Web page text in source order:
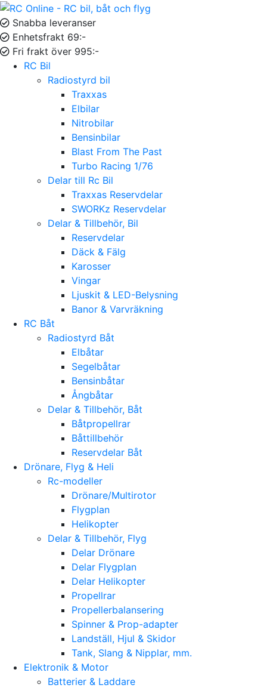
Snabba leveranser
Enhetsfrakt 69:-
Fri frakt över 995:-
RC Bil
Radiostyrd bil
Traxxas
Elbilar
Nitrobilar
Bensinbilar
Blast From The Past
Turbo Racing 1/76
Delar till Rc Bil
Traxxas Reservdelar
SWORKz Reservdelar
Delar & Tillbehör, Bil
Reservdelar
Däck & Fälg
Karosser
Vingar
Ljuskit & LED-Belysning
Banor & Varvräkning
RC Båt
Radiostyrd Båt
Elbåtar
Segelbåtar
Bensinbåtar
Ångbåtar
Delar & Tillbehör, Båt
Båtpropellrar
Båttillbehör
Reservdelar Båt
Drönare, Flyg & Heli
Rc-modeller
Drönare/Multirotor
Flygplan
Helikopter
Delar & Tillbehör, Flyg
Delar Drönare
Delar Flygplan
Delar Helikopter
Propellrar
Propellerbalansering
Spinner & Prop-adapter
Landställ, Hjul & Skidor
Tank, Slang & Nipplar, mm.
Elektronik & Motor
Batterier & Laddare